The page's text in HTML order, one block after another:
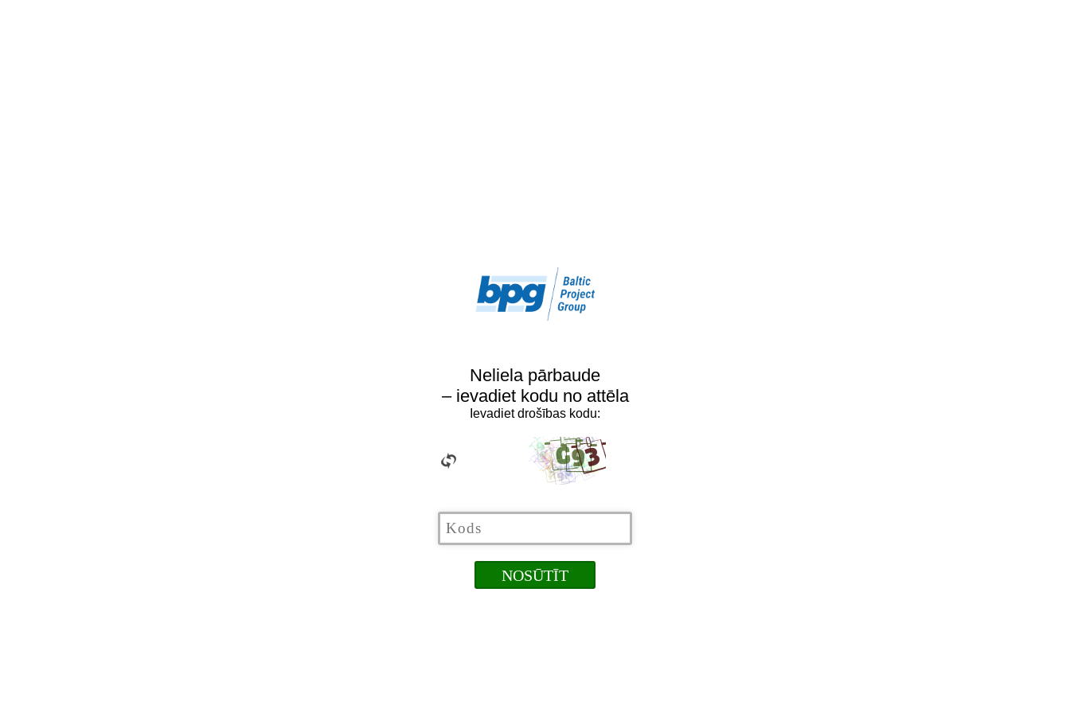
Neliela pārbaude
– ievadiet kodu no attēla
Ievadiet drošības kodu: